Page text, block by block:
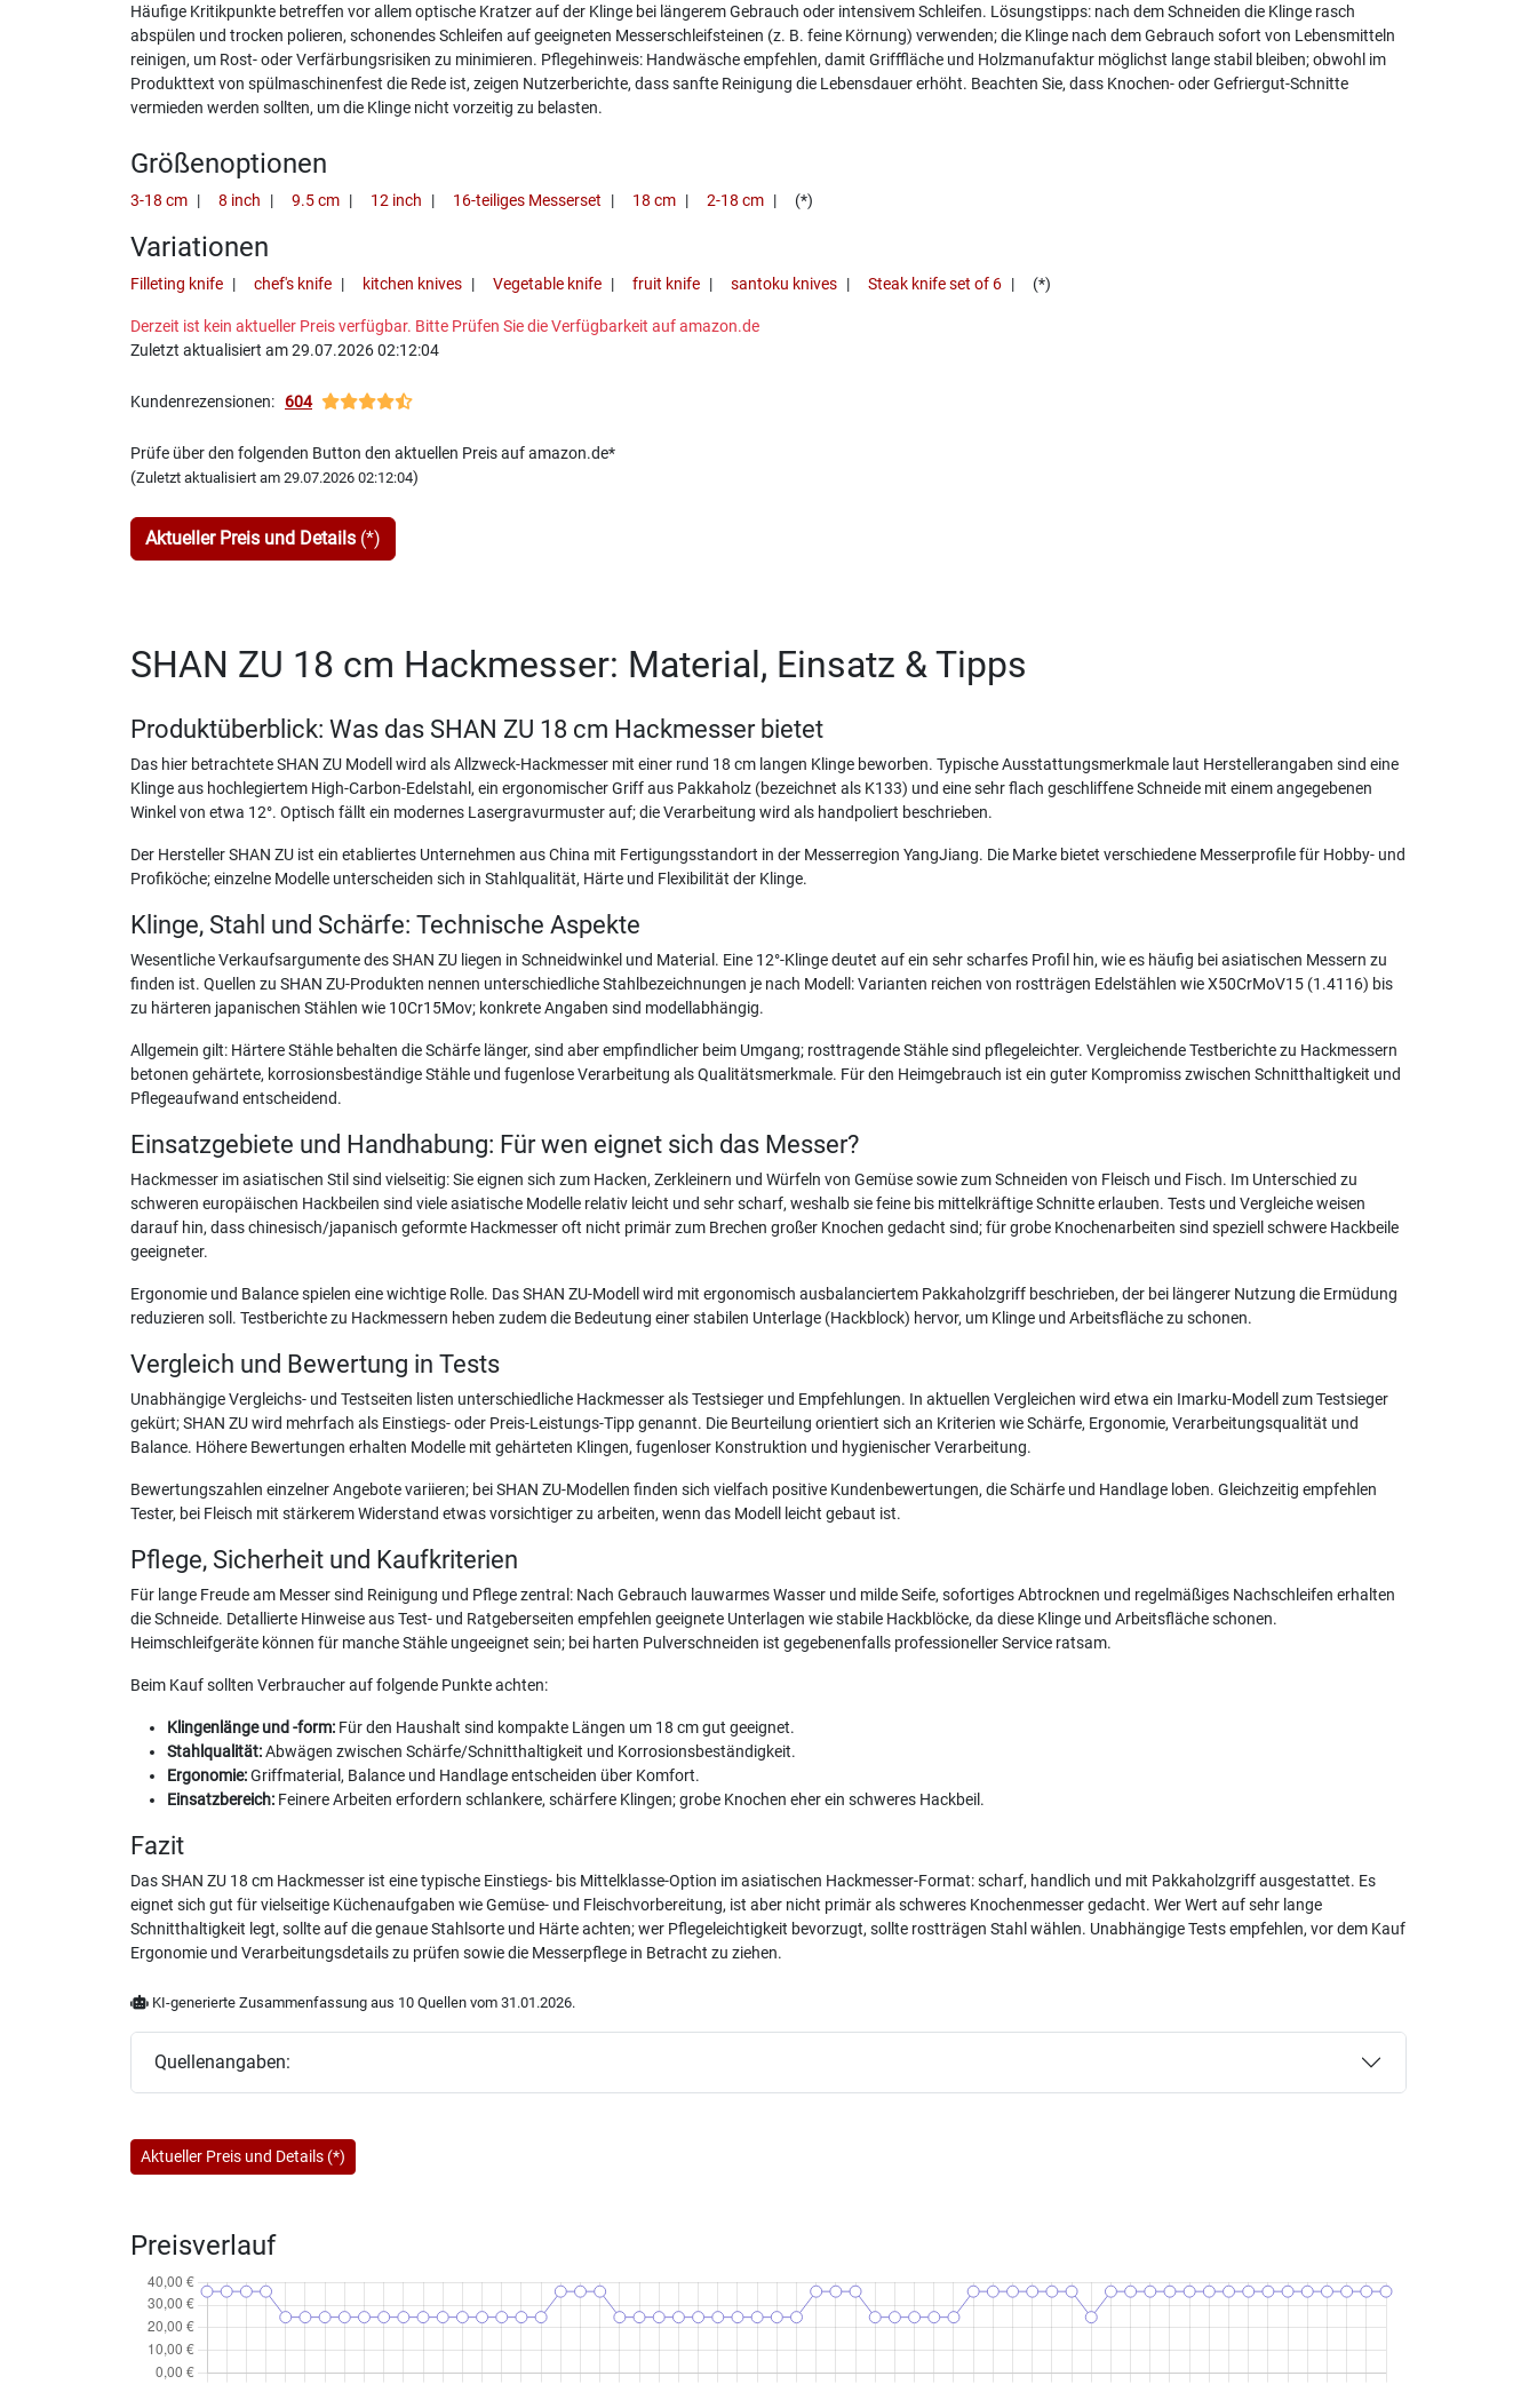
Häufige Kritikpunkte betreffen vor allem optische Kratzer auf der Klinge bei längerem Gebrauch oder intensivem Schleifen. Lösungstipps: nach dem Schneiden die Klinge rasch
abspülen und trocken polieren, schonendes Schleifen auf geeigneten Messerschleifsteinen (z. B. feine Körnung) verwenden; die Klinge nach dem Gebrauch sofort von Lebensmitteln
reinigen, um Rost- oder Verfärbungsrisiken zu minimieren. Pflegehinweis: Handwäsche empfehlen, damit Grifffläche und Holzmanufaktur möglichst lange stabil bleiben; obwohl im
Produkttext von spülmaschinenfest die Rede ist, zeigen Nutzerberichte, dass sanfte Reinigung die Lebensdauer erhöht. Beachten Sie, dass Knochen- oder Gefriergut-Schnitte
vermieden werden sollten, um die Klinge nicht vorzeitig zu belasten.
Größenoptionen
3-18 cm 8 inch 9.5 cm 12 inch 16-teiliges Messerset 18 cm 2-18 cm (*)
Variationen
Filleting knife chef's knife kitchen knives Vegetable knife fruit knife santoku knives Steak knife set of 6 (*)
Derzeit ist kein aktueller Preis verfügbar. Bitte Prüfen Sie die Verfügbarkeit auf amazon.de
Zuletzt aktualisiert am 29.07.2026 02:12:04
Kundenrezensionen: 604
Prüfe über den folgenden Button den aktuellen Preis auf amazon.de*
(Zuletzt aktualisiert am 29.07.2026 02:12:04)
Aktueller Preis und Details (*)
SHAN ZU 18 cm Hackmesser: Material, Einsatz & Tipps
Produktüberblick: Was das SHAN ZU 18 cm Hackmesser bietet
Das hier betrachtete SHAN ZU Modell wird als Allzweck-Hackmesser mit einer rund 18 cm langen Klinge beworben. Typische Ausstattungsmerkmale laut Herstellerangaben sind eine
Klinge aus hochlegiertem High-Carbon-Edelstahl, ein ergonomischer Griff aus Pakkaholz (bezeichnet als K133) und eine sehr flach geschliffene Schneide mit einem angegebenen
Winkel von etwa 12°. Optisch fällt ein modernes Lasergravurmuster auf; die Verarbeitung wird als handpoliert beschrieben.
Der Hersteller SHAN ZU ist ein etabliertes Unternehmen aus China mit Fertigungsstandort in der Messerregion YangJiang. Die Marke bietet verschiedene Messerprofile für Hobby- und
Profiköche; einzelne Modelle unterscheiden sich in Stahlqualität, Härte und Flexibilität der Klinge.
Klinge, Stahl und Schärfe: Technische Aspekte
Wesentliche Verkaufsargumente des SHAN ZU liegen in Schneidwinkel und Material. Eine 12°-Klinge deutet auf ein sehr scharfes Profil hin, wie es häufig bei asiatischen Messern zu
finden ist. Quellen zu SHAN ZU-Produkten nennen unterschiedliche Stahlbezeichnungen je nach Modell: Varianten reichen von rostträgen Edelstählen wie X50CrMoV15 (1.4116) bis
zu härteren japanischen Stählen wie 10Cr15Mov; konkrete Angaben sind modellabhängig.
Allgemein gilt: Härtere Stähle behalten die Schärfe länger, sind aber empfindlicher beim Umgang; rosttragende Stähle sind pflegeleichter. Vergleichende Testberichte zu Hackmessern
betonen gehärtete, korrosionsbeständige Stähle und fugenlose Verarbeitung als Qualitätsmerkmale. Für den Heimgebrauch ist ein guter Kompromiss zwischen Schnitthaltigkeit und
Pflegeaufwand entscheidend.
Einsatzgebiete und Handhabung: Für wen eignet sich das Messer?
Hackmesser im asiatischen Stil sind vielseitig: Sie eignen sich zum Hacken, Zerkleinern und Würfeln von Gemüse sowie zum Schneiden von Fleisch und Fisch. Im Unterschied zu
schweren europäischen Hackbeilen sind viele asiatische Modelle relativ leicht und sehr scharf, weshalb sie feine bis mittelkräftige Schnitte erlauben. Tests und Vergleiche weisen
darauf hin, dass chinesisch/japanisch geformte Hackmesser oft nicht primär zum Brechen großer Knochen gedacht sind; für grobe Knochenarbeiten sind speziell schwere Hackbeile
geeigneter.
Ergonomie und Balance spielen eine wichtige Rolle. Das SHAN ZU-Modell wird mit ergonomisch ausbalanciertem Pakkaholzgriff beschrieben, der bei längerer Nutzung die Ermüdung
reduzieren soll. Testberichte zu Hackmessern heben zudem die Bedeutung einer stabilen Unterlage (Hackblock) hervor, um Klinge und Arbeitsfläche zu schonen.
Vergleich und Bewertung in Tests
Unabhängige Vergleichs- und Testseiten listen unterschiedliche Hackmesser als Testsieger und Empfehlungen. In aktuellen Vergleichen wird etwa ein Imarku-Modell zum Testsieger
gekürt; SHAN ZU wird mehrfach als Einstiegs- oder Preis-Leistungs-Tipp genannt. Die Beurteilung orientiert sich an Kriterien wie Schärfe, Ergonomie, Verarbeitungsqualität und
Balance. Höhere Bewertungen erhalten Modelle mit gehärteten Klingen, fugenloser Konstruktion und hygienischer Verarbeitung.
Bewertungszahlen einzelner Angebote variieren; bei SHAN ZU-Modellen finden sich vielfach positive Kundenbewertungen, die Schärfe und Handlage loben. Gleichzeitig empfehlen
Tester, bei Fleisch mit stärkerem Widerstand etwas vorsichtiger zu arbeiten, wenn das Modell leicht gebaut ist.
Pflege, Sicherheit und Kaufkriterien
Für lange Freude am Messer sind Reinigung und Pflege zentral: Nach Gebrauch lauwarmes Wasser und milde Seife, sofortiges Abtrocknen und regelmäßiges Nachschleifen erhalten
die Schneide. Detallierte Hinweise aus Test- und Ratgeberseiten empfehlen geeignete Unterlagen wie stabile Hackblöcke, da diese Klinge und Arbeitsfläche schonen.
Heimschleifgeräte können für manche Stähle ungeeignet sein; bei harten Pulverschneiden ist gegebenenfalls professioneller Service ratsam.
Beim Kauf sollten Verbraucher auf folgende Punkte achten:
Klingenlänge und -form: Für den Haushalt sind kompakte Längen um 18 cm gut geeignet.
Stahlqualität:Abwägen zwischen Schärfe/Schnitthaltigkeit und Korrosionsbeständigkeit.
Ergonomie:Griffmaterial, Balance und Handlage entscheiden über Komfort.
Einsatzbereich: Feinere Arbeiten erfordern schlankere, schärfere Klingen; grobe Knochen eher ein schweres Hackbeil.
Fazit
Das SHAN ZU 18 cm Hackmesser ist eine typische Einstiegs- bis Mittelklasse-Option im asiatischen Hackmesser-Format: scharf, handlich und mit Pakkaholzgriff ausgestattet. Es
eignet sich gut für vielseitige Küchenaufgaben wie Gemüse- und Fleischvorbereitung, ist aber nicht primär als schweres Knochenmesser gedacht. Wer Wert auf sehr lange
Schnitthaltigkeit legt, sollte auf die genaue Stahlsorte und Härte achten; wer Pflegeleichtigkeit bevorzugt, sollte rostträgen Stahl wählen. Unabhängige Tests empfehlen, vor dem Kauf
Ergonomie und Verarbeitungsdetails zu prüfen sowie die Messerpflege in Betracht zu ziehen.
KI-generierte Zusammenfassung aus 10 Quellen vom 31.01.2026.
Quellenangaben:
Aktueller Preis und Details (*)
Preisverlauf